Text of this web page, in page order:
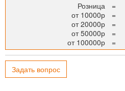
Розница
=
от 10000р
=
от 20000р
=
от 50000р
=
от 100000р
=
Задать вопрос